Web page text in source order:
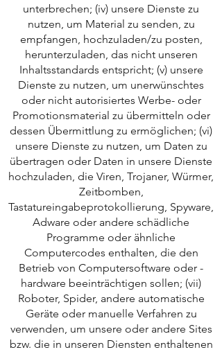
unterbrechen; (iv) unsere Dienste zu
nutzen, um Material zu senden, zu
empfangen, hochzuladen/zu posten,
herunterzuladen, das nicht unseren
Inhaltsstandards entspricht; (v) unsere
Dienste zu nutzen, um unerwünschtes
oder nicht autorisiertes Werbe- oder
Promotionsmaterial zu übermitteln oder
dessen Übermittlung zu ermöglichen; (vi)
unsere Dienste zu nutzen, um Daten zu
übertragen oder Daten in unsere Dienste
hochzuladen, die Viren, Trojaner, Würmer,
Zeitbomben,
Tastatureingabeprotokollierung, Spyware,
Adware oder andere schädliche
Programme oder ähnliche
Computercodes enthalten, die den
Betrieb von Computersoftware oder -
hardware beeinträchtigen sollen; (vii)
Roboter, Spider, andere automatische
Geräte oder manuelle Verfahren zu
verwenden, um unsere oder andere Sites
bzw. die in unseren Diensten enthaltenen